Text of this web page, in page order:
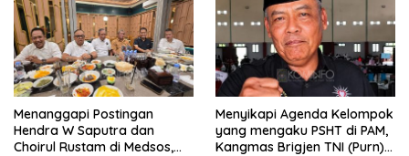
Menanggapi Postingan
Hendra W Saputra dan
Choirul Rustam di Medsos,
Menyikapi Agenda Kelompok
yang mengaku PSHT di PAM,
Kangmas Brigjen TNI (Purn)